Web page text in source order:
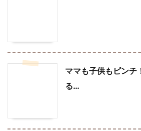
ママも子供もピンチ
る…